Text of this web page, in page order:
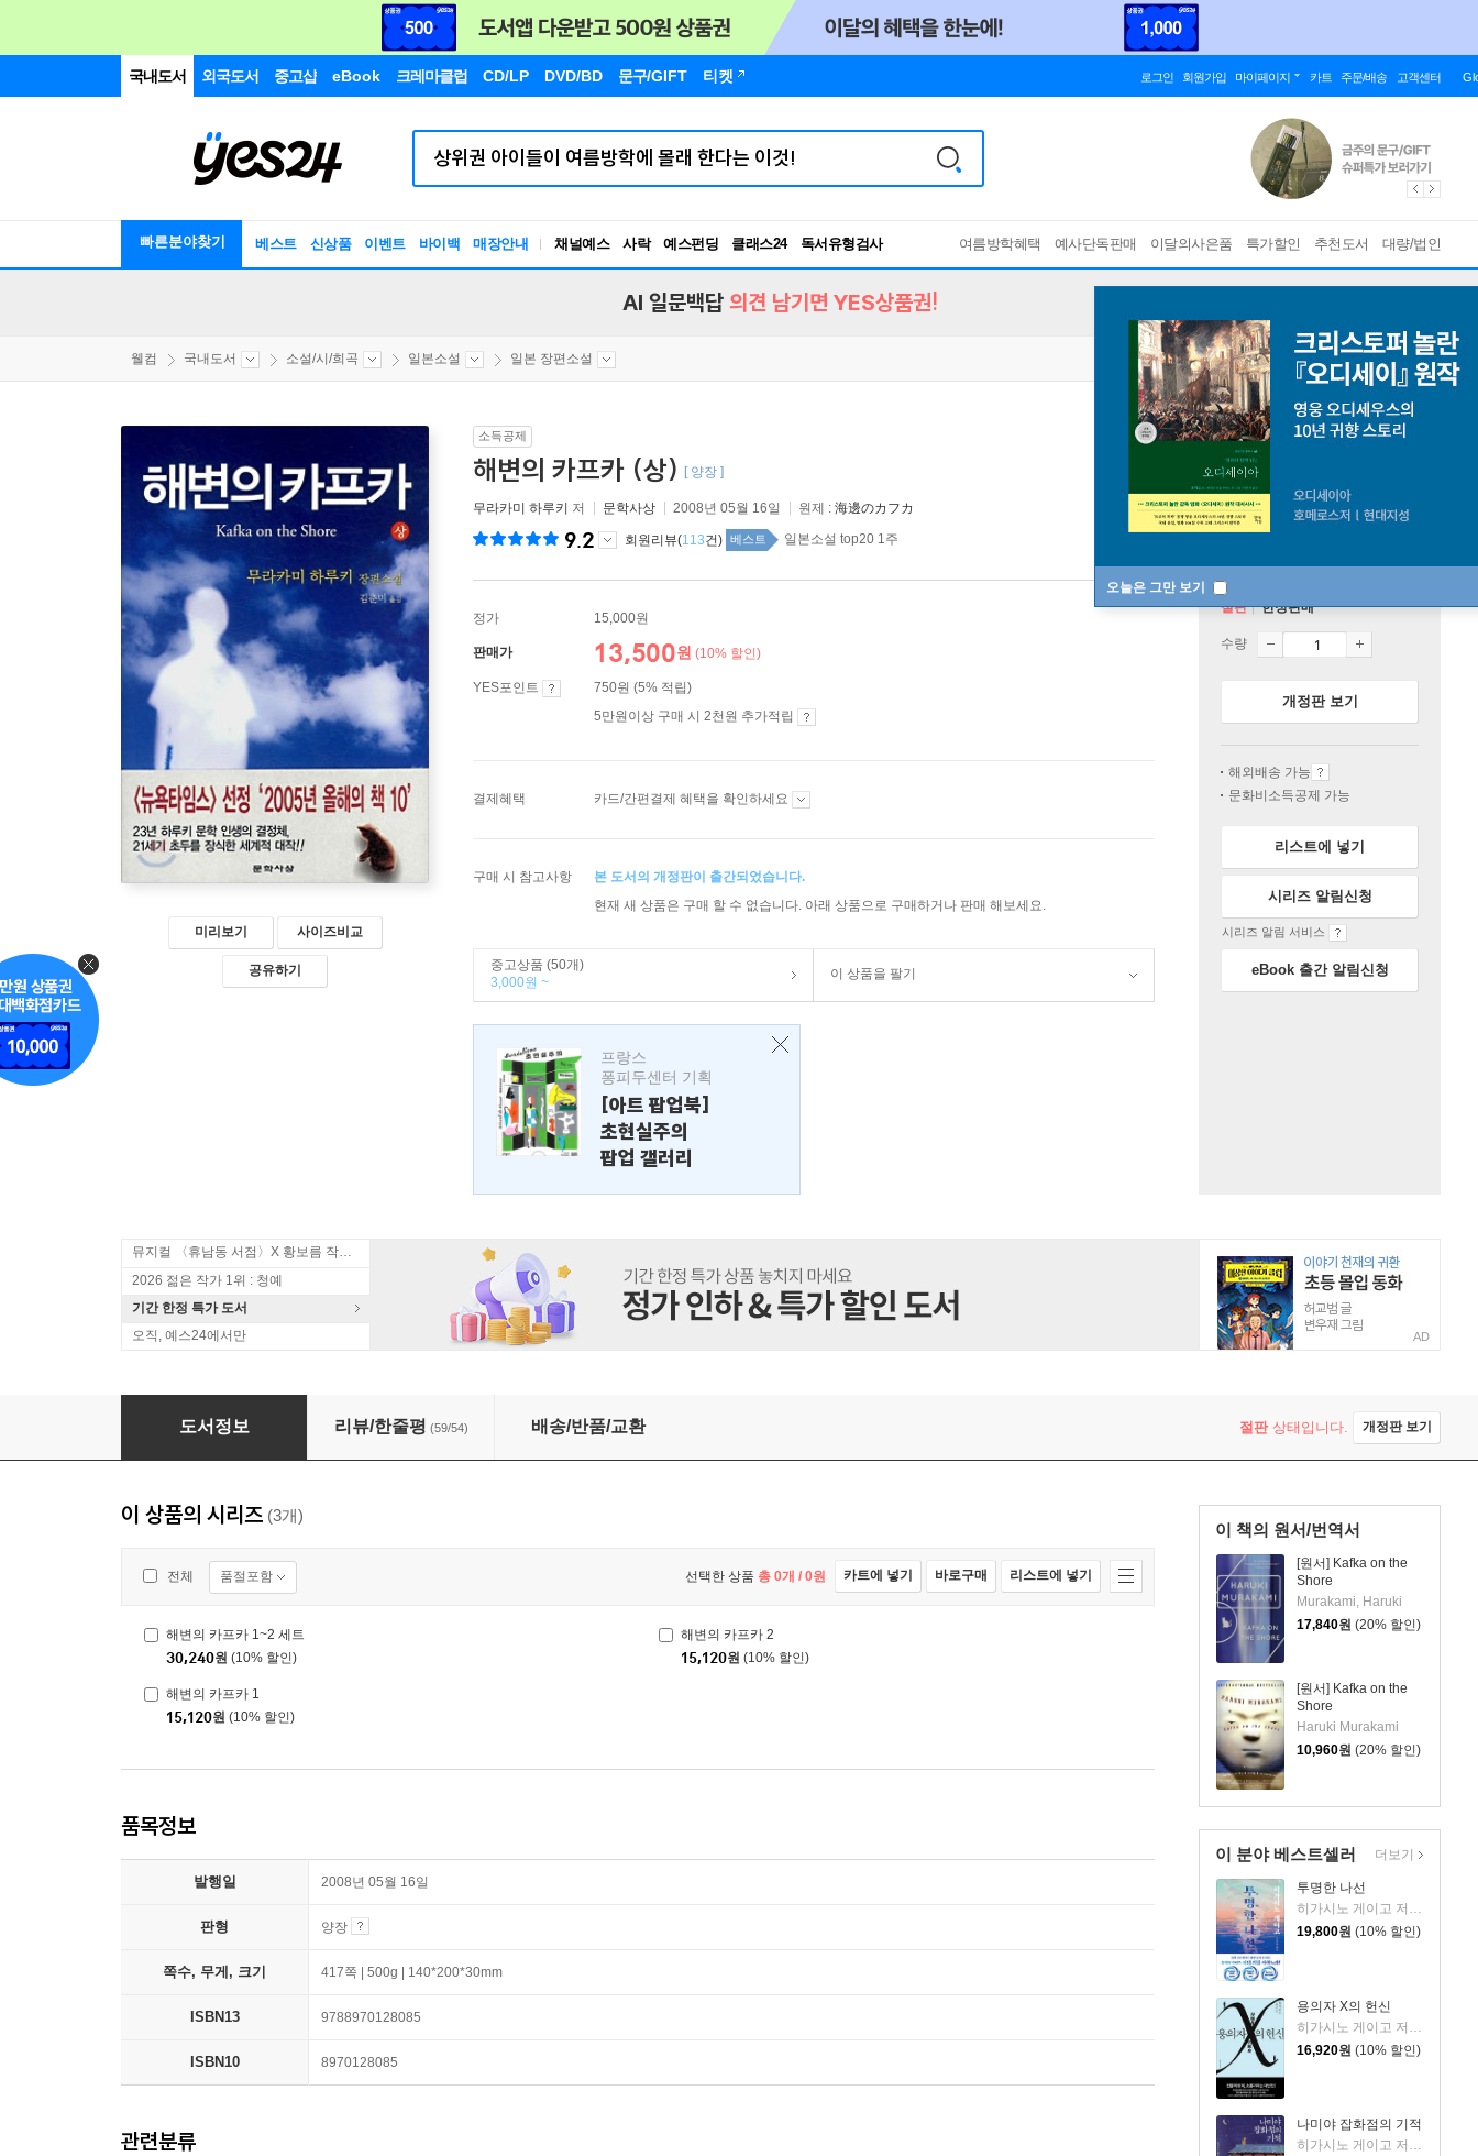
국내도서 외국도서 중고샵 eBook 크레마클럽 CD/LP DVD/BD 문구/GIFT 티켓 로그인 회원가입 마이페이지 카트 주문/배송 고객센터
빠른분야찾기 베스트 신상품 이벤트 바이백 매장안내 채널예스 사락 예스펀딩 클래스24
독서유형검사
RBTI Lab
여름방학혜택 예사단독판매 이달의사은품 특가할인 추천도서 대량/법인
오늘은 그만 보기
AI 일문백답 의견 남기면 YES상품권!
웰컴 국내도서 소설/시/희곡 일본소설 일본 장편소설
미리보기 사이즈비교
공유하기
소득공제
해변의 카프카 (상) [ 양장 ]
무라카미 하루키 저 문학사상 2008년 05월 16일 원제 : 海邊のカフカ
9.2 회원리뷰(113건) 베스트 일본소설 top20 1주
정가 15,000원
판매가 13,500원 (10% 할인)
YES포인트
750원 (5% 적립)
5만원이상 구매 시 2천원 추가적립
결제혜택 카드/간편결제 혜택을 확인하세요
구매 시 참고사항
본 도서의 개정판이 출간되었습니다.
현재 새 상품은 구매 할 수 없습니다. 아래 상품으로 구매하거나 판매 해보세요.
중고상품 (50개)
3,000원 ~
이 상품을 팔기
프랑스
퐁피두센터 기획
[아트 팝업북]
초현실주의
팝업 갤러리
절판 한정판매
수량
개정판 보기
해외배송 가능
문화비소득공제 가능
리스트에 넣기
시리즈 알림신청
시리즈 알림 서비스
eBook 출간 알림신청
뮤지컬 〈휴남동 서점〉X 황보름 작가 북토크
2026 젊은 작가 1위 : 청예
기간 한정 특가 도서
오직, 예스24에서만
AD
해변의 카프카 (상)
도서정보 리뷰/한줄평 (59/54) 배송/반품/교환 절판상태입니다. 개정판 보기
이 책의 원서/번역서
[원서] Kafka on the
Shore
Murakami, Haruki
17,840원 (20% 할인)
[원서] Kafka on the
Shore
Haruki Murakami
10,960원 (20% 할인)
이 분야 베스트셀러
투명한 나선
히가시노 게이고 저/김선영 역
19,800원 (10% 할인)
용의자 X의 헌신
히가시노 게이고 저/양억관 역
16,920원 (10% 할인)
나미야 잡화점의 기적
히가시노 게이고 저/양윤옥 역
더보기
이 상품의 시리즈 (3개)
전체 품절포함 선택한 상품 총 0개 / 0원 카트에 넣기 바로구매 리스트에 넣기
해변의 카프카 1~2 세트
30,240원 (10% 할인)
해변의 카프카 2
15,120원 (10% 할인)
해변의 카프카 1
15,120원 (10% 할인)
품목정보
발행일 2008년 05월 16일
판형 양장
쪽수, 무게, 크기 417쪽 | 500g | 140*200*30mm
ISBN13 9788970128085
ISBN10 8970128085
관련분류